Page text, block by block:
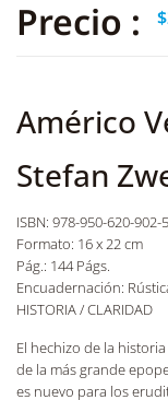
Precio : $
Américo
Stefan
ISBN: 978-950-620-902-5
Formato: 16 x 22 cm
Pág.: 144 Págs.
Encuadernación:
HISTORIA / CLARIDAD
El hechizo de la
de la más grande
es nuevo para los